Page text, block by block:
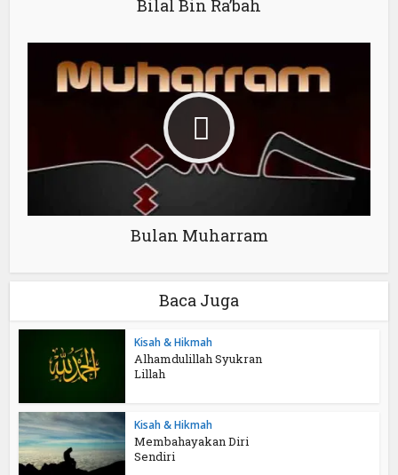
Bilal Bin Ra’bah
Bulan Muharram
Baca Juga
Kisah & Hikmah
Alhamdulillah Syukran
Lillah
Kisah & Hikmah
Membahayakan Diri
Sendiri